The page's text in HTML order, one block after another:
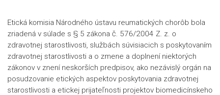
Etická komisia Národného ústavu reumatických chorôb bola
zriadená v súlade s § 5 zákona č. 576/2004 Z. z. o
zdravotnej starostlivosti, službách súvisiacich s poskytovaním
zdravotnej starostlivosti a o zmene a doplnení niektorých
zákonov v znení neskorších predpisov, ako nezávislý orgán na
posudzovanie etických aspektov poskytovania zdravotnej
starostlivosti a etickej prijateľnosti projektov biomedicínskeho